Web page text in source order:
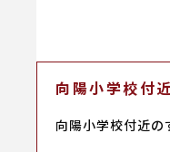
向陽小学校付
向陽小学校付近の